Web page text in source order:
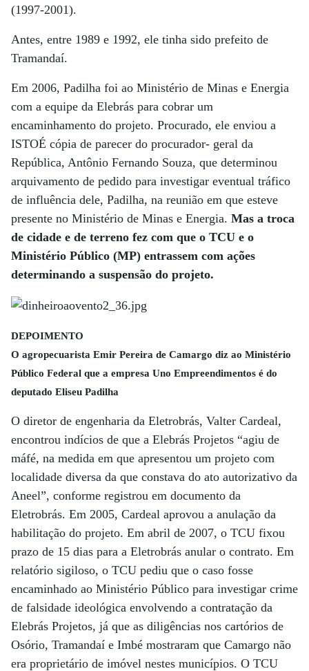
(1997-2001).
Antes, entre 1989 e 1992, ele tinha sido prefeito de
Tramandaí.
Em 2006, Padilha foi ao Ministério de Minas e Energia
com a equipe da Elebrás para cobrar um
encaminhamento do projeto. Procurado, ele enviou a
ISTOÉ cópia de parecer do procurador- geral da
República, Antônio Fernando Souza, que determinou
arquivamento de pedido para investigar eventual tráfico
de influência dele, Padilha, na reunião em que esteve
presente no Ministério de Minas e Energia. Mas a troca
de cidade e de terreno fez com que o TCU e o
Ministério Público (MP) entrassem com ações
determinando a suspensão do projeto.
DEPOIMENTO
O agropecuarista Emir Pereira de Camargo diz ao Ministério
Público Federal que a empresa Uno Empreendimentos é do
deputado Eliseu Padilha
O diretor de engenharia da Eletrobrás, Valter Cardeal,
encontrou indícios de que a Elebrás Projetos “agiu de
máfé, na medida em que apresentou um projeto com
localidade diversa da que constava do ato autorizativo da
Aneel”, conforme registrou em documento da
Eletrobrás. Em 2005, Cardeal aprovou a anulação da
habilitação do projeto. Em abril de 2007, o TCU fixou
prazo de 15 dias para a Eletrobrás anular o contrato. Em
relatório sigiloso, o TCU pediu que o caso fosse
encaminhado ao Ministério Público para investigar crime
de falsidade ideológica envolvendo a contratação da
Elebrás Projetos, já que as diligências nos cartórios de
Osório, Tramandaí e Imbé mostraram que Camargo não
era proprietário de imóvel nestes municípios. O TCU